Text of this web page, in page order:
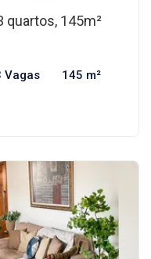
quartos, 145m²
Vagas 145 m²